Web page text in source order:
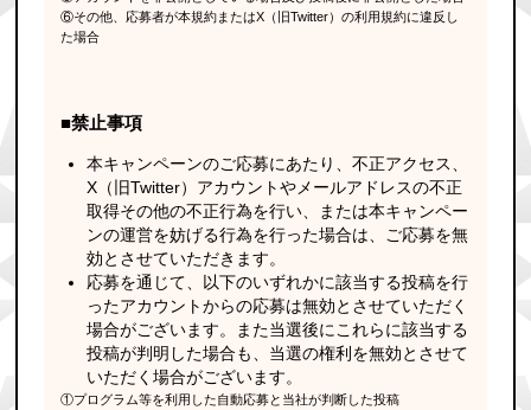
⑥その他、応募者が本規約またはX（旧Twitter）の利用規約に違反し
た場合
■禁止事項
本キャンペーンのご応募にあたり、不正アクセス、
X（旧Twitter）アカウントやメールアドレスの不正
取得その他の不正行為を行い、または本キャンペー
ンの運営を妨げる行為を行った場合は、ご応募を無
効とさせていただきます。
応募を通じて、以下のいずれかに該当する投稿を行
ったアカウントからの応募は無効とさせていただく
場合がございます。また当選後にこれらに該当する
投稿が判明した場合も、当選の権利を無効とさせて
いただく場合がございます。
①プログラム等を利用した自動応募と当社が判断した投稿